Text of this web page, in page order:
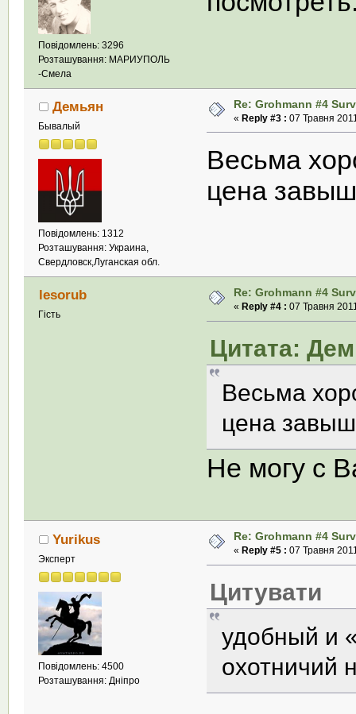
Повідомлень: 3296
Розташування: МАРИУПОЛЬ
-Смела
Демьян
Бывалый
Повідомлень: 1312
Розташування: Украина,
Свердловск,Луганская обл.
Re: Grohmann #4
« Reply #3 : 07 Травня
Весьма
цена
lesorub
Гість
Re: Grohmann #4
« Reply #4 : 07 Травня
Цитата:
Весьма
цена
Не могу с
Yurikus
Эксперт
Повідомлень: 4500
Розташування: Дніпро
Re: Grohmann #4
« Reply #5 : 07 Травня
Цитувати
удобный и
охотничий